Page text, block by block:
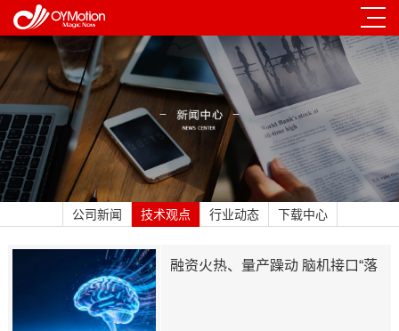
公司新闻 技术观点 行业动态 下载中心
融资火热、量产躁动 脑机接口“落